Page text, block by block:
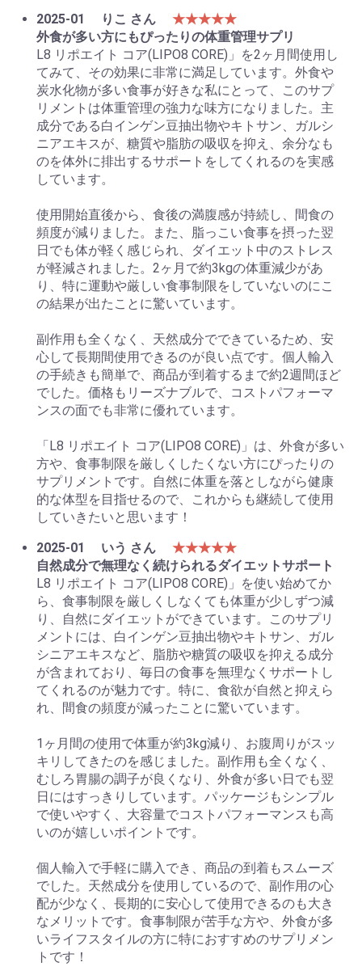
2025-01 りこ さん
★★★★★
外食が多い方にもぴったりの体重管理サプリ
L8 リポエイト コア(LIPO8 CORE)」を2ヶ月間使用し
てみて、その効果に非常に満足しています。外食や
炭水化物が多い食事が好きな私にとって、このサプ
リメントは体重管理の強力な味方になりました。主
成分である白インゲン豆抽出物やキトサン、ガルシ
ニアエキスが、糖質や脂肪の吸収を抑え、余分なも
のを体外に排出するサポートをしてくれるのを実感
しています。
使用開始直後から、食後の満腹感が持続し、間食の
頻度が減りました。また、脂っこい食事を摂った翌
日でも体が軽く感じられ、ダイエット中のストレス
が軽減されました。2ヶ月で約3kgの体重減少があ
り、特に運動や厳しい食事制限をしていないのにこ
の結果が出たことに驚いています。
副作用も全くなく、天然成分でできているため、安
心して長期間使用できるのが良い点です。個人輸入
の手続きも簡単で、商品が到着するまで約2週間ほど
でした。価格もリーズナブルで、コストパフォーマ
ンスの面でも非常に優れています。
「L8 リポエイト コア(LIPO8 CORE)」は、外食が多い
方や、食事制限を厳しくしたくない方にぴったりの
サプリメントです。自然に体重を落としながら健康
的な体型を目指せるので、これからも継続して使用
していきたいと思います！
2025-01
いう さん
★★★★★
自然成分で無理なく続けられるダイエットサポート
L8 リポエイト コア(LIPO8 CORE)」を使い始めてか
ら、食事制限を厳しくしなくても体重が少しずつ減
り、自然にダイエットができています。このサプリ
メントには、白インゲン豆抽出物やキトサン、ガル
シニアエキスなど、脂肪や糖質の吸収を抑える成分
が含まれており、毎日の食事を無理なくサポートし
てくれるのが魅力です。特に、食欲が自然と抑えら
れ、間食の頻度が減ったことに驚いています。
1ヶ月間の使用で体重が約3kg減り、お腹周りがスッ
キリしてきたのを感じました。副作用も全くなく、
むしろ胃腸の調子が良くなり、外食が多い日でも翌
日にはすっきりしています。パッケージもシンプル
で使いやすく、大容量でコストパフォーマンスも高
いのが嬉しいポイントです。
個人輸入で手軽に購入でき、商品の到着もスムーズ
でした。天然成分を使用しているので、副作用の心
配が少なく、長期的に安心して使用できるのも大き
なメリットです。食事制限が苦手な方や、外食が多
いライフスタイルの方に特におすすめのサプリメン
トです！